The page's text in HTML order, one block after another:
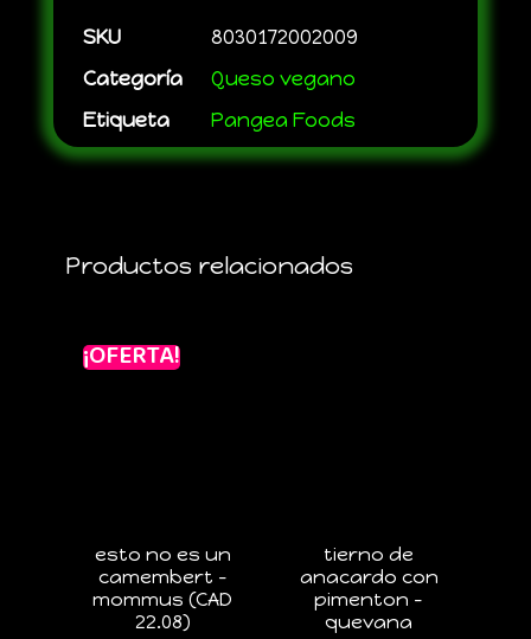
SKU
8030172002009
Categoría
Queso vegano
Etiqueta
Pangea Foods
Productos relacionados
¡OFERTA!
esto no es un
camembert –
mommus (CAD
22.08)
tierno de
anacardo con
pimenton –
quevana